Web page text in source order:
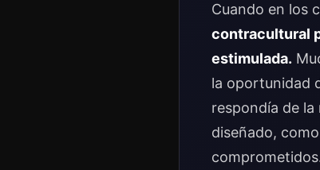
Cuando en los
contracultural
estimulada.
la oportunidad
respondía de la
diseñado,